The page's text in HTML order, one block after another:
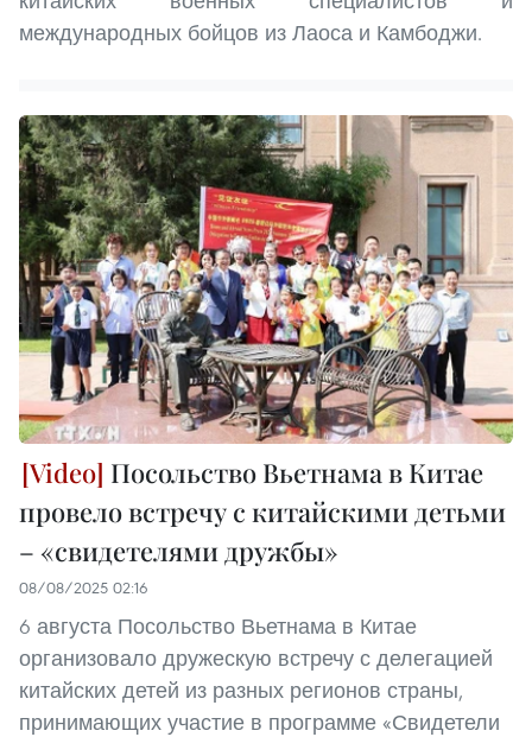
международных бойцов из Лаоса и Камбоджи.
Посольство Вьетнама в Китае
провело встречу с китайскими детьми
– «свидетелями дружбы»
08/08/2025 02:16
6 августа Посольство Вьетнама в Китае
организовало дружескую встречу с делегацией
китайских детей из разных регионов страны,
принимающих участие в программе «Свидетели